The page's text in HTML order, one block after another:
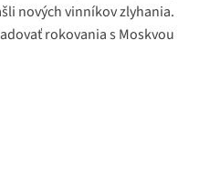
nových vinníkov zlyhania.
rokovania s Moskvou